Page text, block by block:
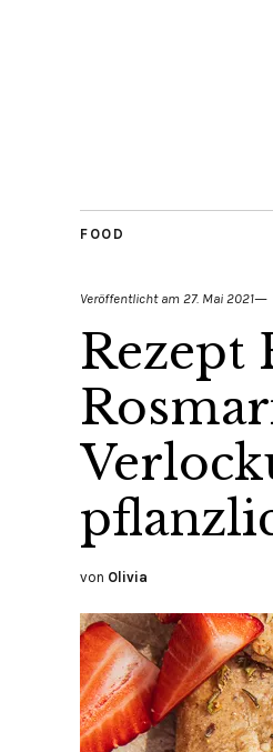
FOOD
Veröffentlicht am 27. Mai 2021
Rezept
von Olivia